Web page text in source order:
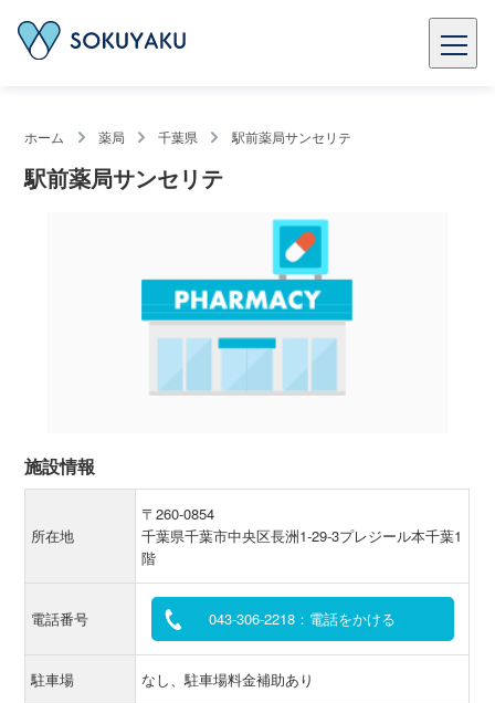
ホーム 薬局 千葉県 駅前薬局サンセリテ
駅前薬局サンセリテ
施設情報
所在地
〒260-0854
千葉県千葉市中央区長洲1-29-3プレジール本千葉1
階
電話番号 043-306-2218：電話をかける
駐車場 なし、駐車場料金補助あり